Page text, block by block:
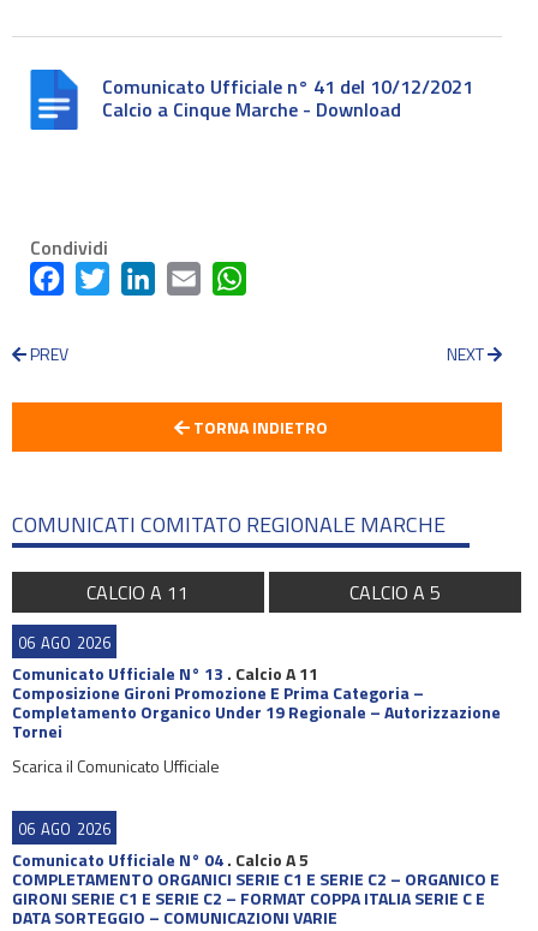
Comunicato Ufficiale n° 41 del 10/12/2021
Calcio a Cinque Marche - Download
Condividi
FacebookTwitter LinkedInEmail
PREV NEXT
TORNA INDIETRO
COMUNICATI COMITATO REGIONALE MARCHE
CALCIO A 11 CALCIO A 5
06 AGO 2026
Comunicato Ufficiale N° 13 . Calcio A 11
Composizione Gironi Promozione E Prima Categoria –
Completamento Organico Under 19 Regionale – Autorizzazione
Tornei
Scarica il Comunicato Ufficiale
06 AGO 2026
Comunicato Ufficiale N° 04. Calcio A 5
COMPLETAMENTO ORGANICI SERIE C1 E SERIE C2 – ORGANICO E
GIRONI SERIE C1 E SERIE C2 – FORMAT COPPA ITALIA SERIE C E
DATA SORTEGGIO – COMUNICAZIONI VARIE